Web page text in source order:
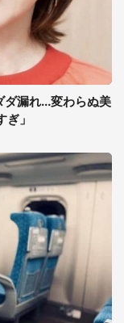
漏れ...変わらぬ美
」